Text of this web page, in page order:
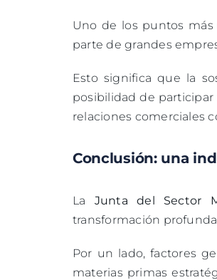
Uno de los puntos más
parte de grandes
Esto significa que la
posibilidad de
relaciones comerciales
Conclusión: una
La Junta del Sector
transformación
Por un lado, factores
materias primas